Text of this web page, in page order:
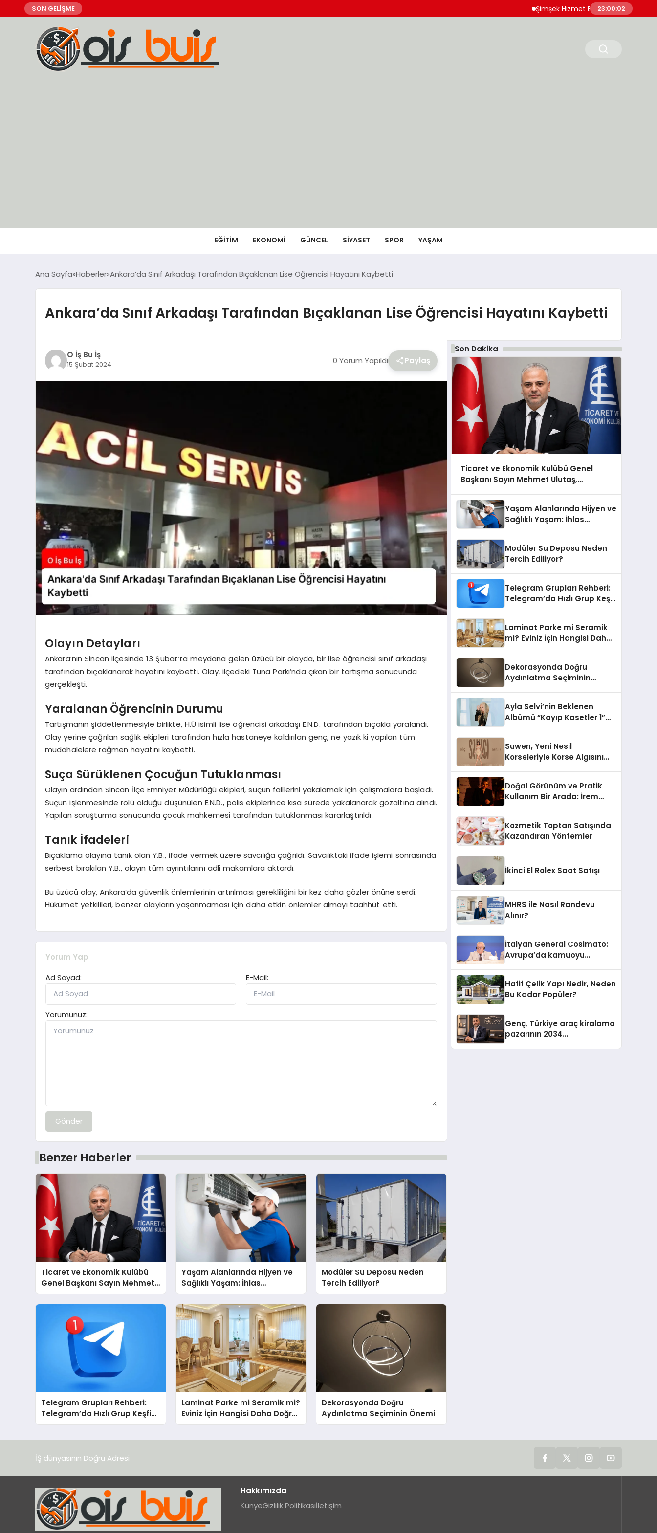
SON GELİŞME Şimşek Hizmet Enflasyonunda Katılığın
23:00:03
EĞİTİM EKONOMİ GÜNCEL SIYASET SPOR YAŞAM
Ana Sayfa Haberler Ankara’da Sınıf Arkadaşı Tarafından Bıçaklanan Lise Öğrencisi Hayatını Kaybetti
Ankara’da Sınıf Arkadaşı Tarafından Bıçaklanan Lise Öğrencisi Hayatını Kaybetti
O İş Bu İş
15 Şubat 2024 0 Yorum Yapıldı Paylaş
Olayın Detayları
Ankara’nın Sincan ilçesinde 13 Şubat’ta meydana gelen üzücü bir olayda, bir lise öğrencisi sınıf arkadaşı
tarafından bıçaklanarak hayatını kaybetti. Olay, ilçedeki Tuna Parkı’nda çıkan bir tartışma sonucunda
gerçekleşti.
Yaralanan Öğrencinin Durumu
Tartışmanın şiddetlenmesiyle birlikte, H.Ü isimli lise öğrencisi arkadaşı E.N.D. tarafından bıçakla yaralandı.
Olay yerine çağrılan sağlık ekipleri tarafından hızla hastaneye kaldırılan genç, ne yazık ki yapılan tüm
müdahalelere rağmen hayatını kaybetti.
Suça Sürüklenen Çocuğun Tutuklanması
Olayın ardından Sincan İlçe Emniyet Müdürlüğü ekipleri, suçun faillerini yakalamak için çalışmalara başladı.
Suçun işlenmesinde rolü olduğu düşünülen E.N.D., polis ekiplerince kısa sürede yakalanarak gözaltına alındı.
Yapılan soruşturma sonucunda çocuk mahkemesi tarafından tutuklanması kararlaştırıldı.
Tanık İfadeleri
Bıçaklama olayına tanık olan Y.B., ifade vermek üzere savcılığa çağrıldı. Savcılıktaki ifade işlemi sonrasında
serbest bırakılan Y.B., olayın tüm ayrıntılarını adli makamlara aktardı.
Bu üzücü olay, Ankara’da güvenlik önlemlerinin artırılması gerekliliğini bir kez daha gözler önüne serdi.
Hükümet yetkilileri, benzer olayların yaşanmaması için daha etkin önlemler almayı taahhüt etti.
Yorum Yap
Ad Soyad:
E-Mail:
Yorumunuz:
Gönder
Benzer Haberler
Ticaret ve Ekonomik Kulübü
Genel Başkanı Sayın Mehmet
Ulutaş, ekonomiye dair yaptığı
açıklamada şunları kaydetti:
Yaşam Alanlarında Hijyen ve
Sağlıklı Yaşam: İhlas
Cihazlarında Dürüst Teknik
Destek Deneyimi
Modüler Su Deposu Neden
Tercih Ediliyor?
Telegram Grupları Rehberi:
Telegram’da Hızlı Grup Keşfi
İçin Grupbul.com
Laminat Parke mi Seramik mi?
Eviniz İçin Hangisi Daha Doğru
Seçim?
Dekorasyonda Doğru
Aydınlatma Seçiminin Önemi
Son Dakika
Ticaret ve Ekonomik Kulübü Genel
Başkanı Sayın Mehmet Ulutaş,
şunları kaydetti:
Yaşam Alanlarında Hijyen ve
Sağlıklı Yaşam: İhlas
Modüler Su Deposu Neden
Tercih Ediliyor?
Telegram Grupları Rehberi:
Telegram’da Hızlı Grup Keşfi
Laminat Parke mi Seramik
mi? Eviniz İçin Hangisi Daha
Dekorasyonda Doğru
Aydınlatma Seçiminin
Ayla Selvi’nin Beklenen
Albümü “Kayıp Kasetler 1”
Suwen, Yeni Nesil
Korseleriyle Korse Algısını
Doğal Görünüm ve Pratik
Kullanım Bir Arada: İrem
Kozmetik Toptan Satışında
Kazandıran Yöntemler
İkinci El Rolex Saat Satışı
MHRS ile Nasıl Randevu
Alınır?
İtalyan General Cosimato:
Avrupa’da kamuoyu
Hafif Çelik Yapı Nedir, Neden
Bu Kadar Popüler?
Genç, Türkiye araç kiralama
pazarının 2034
İŞ dünyasının Doğru Adresi
Hakkımızda
KünyeGizlilik Politikasıİletişim